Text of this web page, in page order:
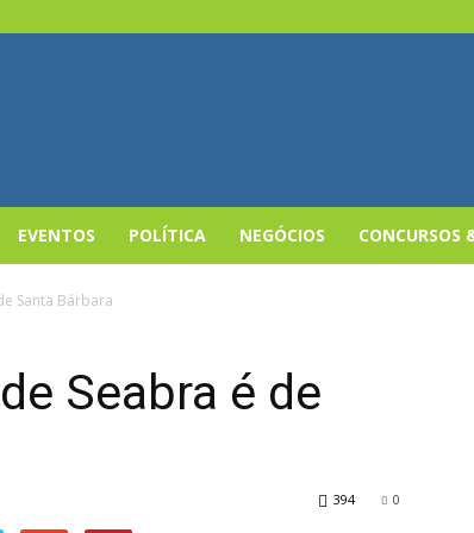
EVENTOS POLÍTICA NEGÓCIOS CONCURSOS
Santa Bárbara
Seabra é de
0
394